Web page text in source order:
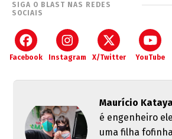
SIGA O BLAST NAS REDES
SOCIAIS
Facebook Instagram X/Twitter YouTube
Maurício
é engenheiro
uma filha